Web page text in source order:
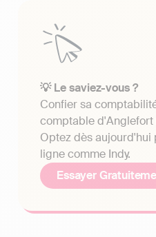
💡 Le saviez-vous ?
Confier sa
comptable
Optez dès aujourd'hui
ligne comme Indy.
Essayer